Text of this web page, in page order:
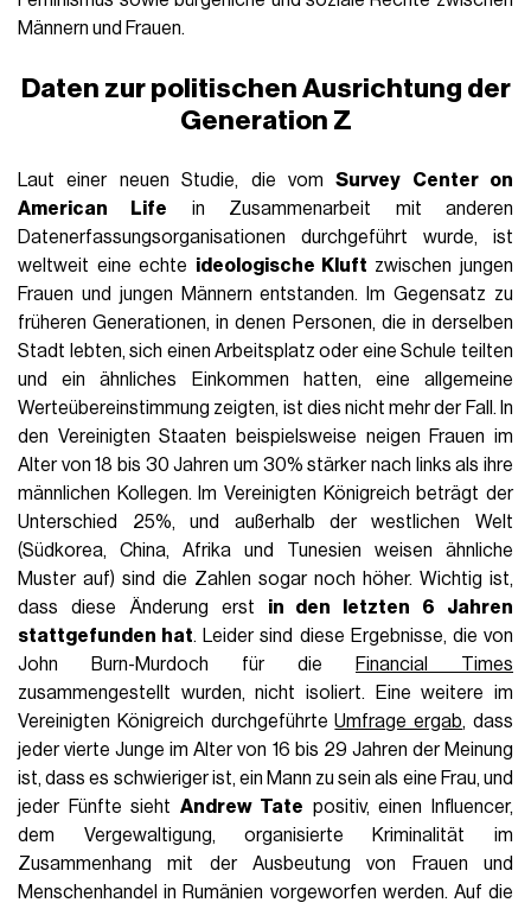
Männern und Frauen.
Daten zur politischen Ausrichtung der
Generation Z
Laut einer neuen Studie, die vomSurvey Center on
American Life in Zusammenarbeit mit anderen
Datenerfassungsorganisationen durchgeführt wurde, ist
weltweit eine echte ideologische Kluft zwischen jungen
Frauen und jungen Männern entstanden. Im Gegensatz zu
früheren Generationen, in denen Personen, die in derselben
Stadt lebten, sich einen Arbeitsplatz oder eine Schule teilten
und ein ähnliches Einkommen hatten, eine allgemeine
Werteübereinstimmung zeigten, ist dies nicht mehr der Fall. In
den Vereinigten Staaten beispielsweise neigen Frauen im
Alter von 18 bis 30 Jahren um 30% stärker nach links als ihre
männlichen Kollegen. Im Vereinigten Königreich beträgt der
Unterschied 25%, und außerhalb der westlichen Welt
(Südkorea, China, Afrika und Tunesien weisen ähnliche
Muster auf) sind die Zahlen sogar noch höher. Wichtig ist,
dass diese Änderung erst in den letzten 6 Jahren
stattgefunden hat. Leider sind diese Ergebnisse, die von
John Burn-Murdoch für die
Financial Times
zusammengestellt wurden, nicht isoliert. Eine weitere im
Vereinigten Königreich durchgeführteUmfrage ergab, dass
jeder vierte Junge im Alter von 16 bis 29 Jahren der Meinung
ist, dass es schwieriger ist, ein Mann zu sein als eine Frau, und
jeder Fünfte sieht Andrew Tate positiv, einen Influencer,
dem Vergewaltigung, organisierte Kriminalität im
Zusammenhang mit der Ausbeutung von Frauen und
Menschenhandel in Rumänien vorgeworfen werden. Auf die